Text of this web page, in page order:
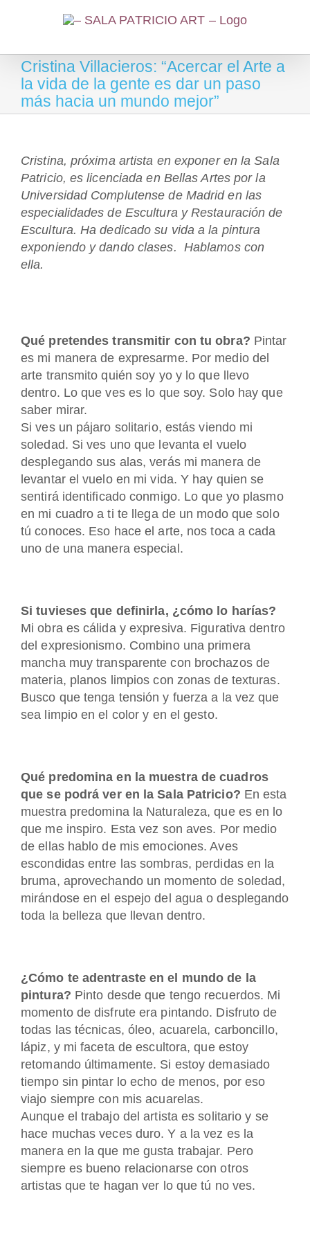
Cristina Villacieros: “Acercar el Arte a
la vida de la gente es dar un paso
más hacia un mundo mejor”
Cristina, próxima artista en exponer en la Sala
Patricio, es licenciada en Bellas Artes por la
Universidad Complutense de Madrid en las
especialidades de Escultura y Restauración de
Escultura. Ha dedicado su vida a la pintura
exponiendo y dando clases. Hablamos con
ella.
Qué pretendes transmitir con tu obra? Pintar
es mi manera de expresarme. Por medio del
arte transmito quién soy yo y lo que llevo
dentro. Lo que ves es lo que soy. Solo hay que
saber mirar.
Si ves un pájaro solitario, estás viendo mi
soledad. Si ves uno que levanta el vuelo
desplegando sus alas, verás mi manera de
levantar el vuelo en mi vida. Y hay quien se
sentirá identificado conmigo. Lo que yo plasmo
en mi cuadro a ti te llega de un modo que solo
tú conoces. Eso hace el arte, nos toca a cada
uno de una manera especial.
Si tuvieses que definirla, ¿cómo lo harías?
Mi obra es cálida y expresiva. Figurativa dentro
del expresionismo. Combino una primera
mancha muy transparente con brochazos de
materia, planos limpios con zonas de texturas.
Busco que tenga tensión y fuerza a la vez que
sea limpio en el color y en el gesto.
Qué predomina en la muestra de cuadros
que se podrá ver en la Sala Patricio? En esta
muestra predomina la Naturaleza, que es en lo
que me inspiro. Esta vez son aves. Por medio
de ellas hablo de mis emociones. Aves
escondidas entre las sombras, perdidas en la
bruma, aprovechando un momento de soledad,
mirándose en el espejo del agua o desplegando
toda la belleza que llevan dentro.
¿Cómo te adentraste en el mundo de la
pintura? Pinto desde que tengo recuerdos. Mi
momento de disfrute era pintando. Disfruto de
todas las técnicas, óleo, acuarela, carboncillo,
lápiz, y mi faceta de escultora, que estoy
retomando últimamente. Si estoy demasiado
tiempo sin pintar lo echo de menos, por eso
viajo siempre con mis acuarelas.
Aunque el trabajo del artista es solitario y se
hace muchas veces duro. Y a la vez es la
manera en la que me gusta trabajar. Pero
siempre es bueno relacionarse con otros
artistas que te hagan ver lo que tú no ves.